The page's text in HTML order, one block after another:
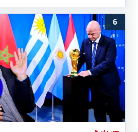
المغرب المباراة النهائية!
6